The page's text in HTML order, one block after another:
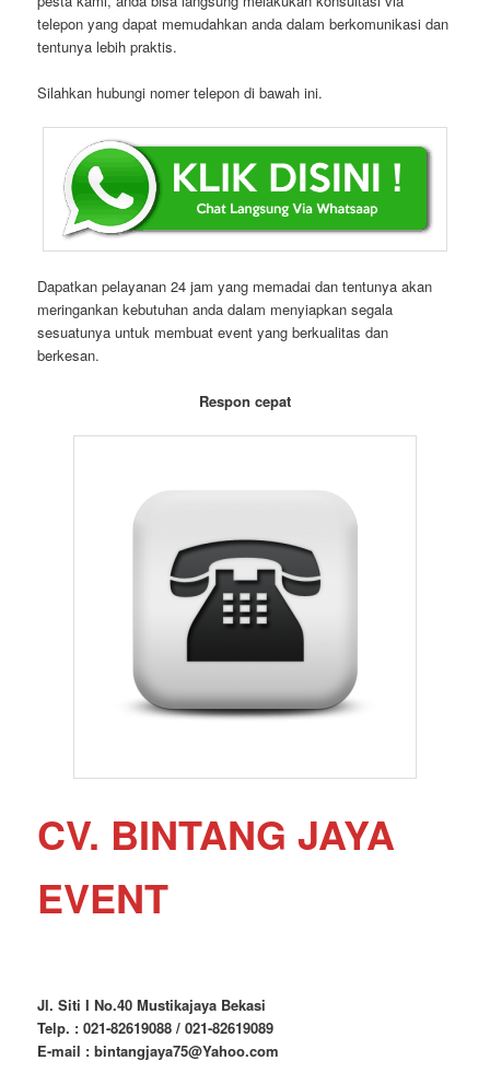
telepon yang dapat memudahkan anda dalam berkomunikasi dan
tentunya lebih praktis.
Silahkan hubungi nomer telepon di bawah ini.
Dapatkan pelayanan 24 jam yang memadai dan tentunya akan
meringankan kebutuhan anda dalam menyiapkan segala
sesuatunya untuk membuat event yang berkualitas dan
berkesan.
Respon cepat
CV. BINTANG JAYA
EVENT
Jl. Siti I No.40 Mustikajaya Bekasi
Telp. : 021-82619088 / 021-82619089
E-mail : bintangjaya75@Yahoo.com